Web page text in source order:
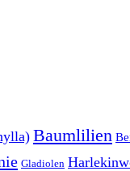
Baumlilien
Gladiolen